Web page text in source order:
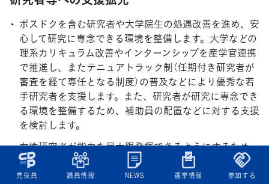
党役員 議員情報 NEWS 選挙情報 参加する
ポスドクを含む研究者や大学院生の処遇改善を進め、安
心して研究に専念できる環境を整備します。大学などの
理系カリキュラム改善やインターンシップを産学官連携
で推進し、またテニュアトラック制（任期付き研究者が
審査を経て専任となる制度）の普及などにより優秀な若
手研究者を支援します。また、研究者が研究に専念でき
る環境を整備するため、補助員の配置などに対する支援
を検討します。
女性研究者が能力を最大限発揮できるようにするため、
研究環境の整備を行います。女性研究者の育成・支援に
取り組み、欧米諸国などと比較して低い女性研究者の割